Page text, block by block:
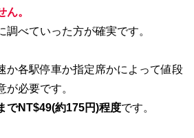
ん。
べていった方が確実です。
か各駅停車か指定席かによって値段
が必要です。
でNT$49(約175円)程度です。